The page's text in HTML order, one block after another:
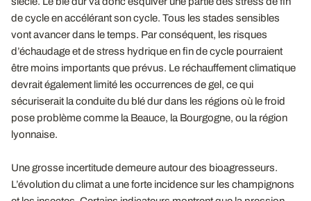
de cycle en accélérant son cycle. Tous les stades sensibles
vont avancer dans le temps. Par conséquent, les risques
d’échaudage et de stress hydrique en fin de cycle pourraient
être moins importants que prévus. Le réchauffement climatique
devrait également limité les occurrences de gel, ce qui
sécuriserait la conduite du blé dur dans les régions où le froid
pose problème comme la Beauce, la Bourgogne, ou la région
lyonnaise.
Une grosse incertitude demeure autour des bioagresseurs.
L’évolution du climat a une forte incidence sur les champignons